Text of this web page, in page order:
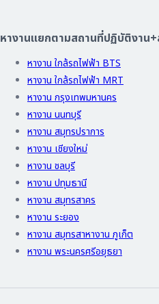
หางานแยกตามสถานที่ปฏิบัติงาน+
หางาน ใกล้รถไฟฟ้า BTS
หางาน ใกล้รถไฟฟ้า MRT
หางาน กรุงเทพมหานคร
หางาน นนทบุรี
หางาน สมุทรปราการ
หางาน เชียงใหม่
หางาน ชลบุรี
หางาน ปทุมธานี
หางาน สมุทรสาคร
หางาน ระยอง
หางาน สมุทรสาหางาน ภูเก็ต
หางาน พระนครศรีอยุธยา